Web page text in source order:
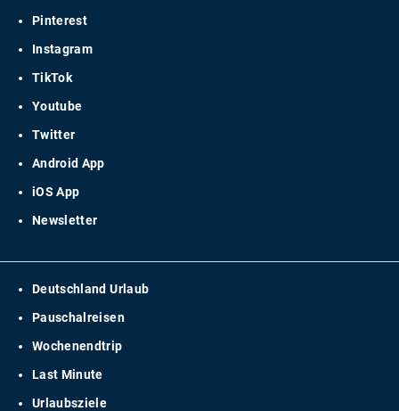
Pinterest
Instagram
TikTok
Youtube
Twitter
Android App
iOS App
Newsletter
Deutschland Urlaub
Pauschalreisen
Wochenendtrip
Last Minute
Urlaubsziele